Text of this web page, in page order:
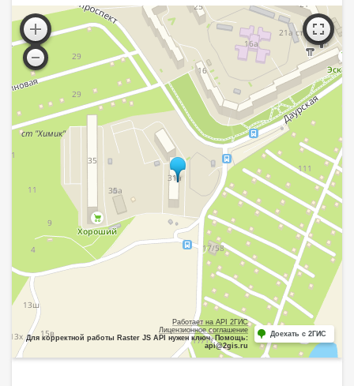
Работает на API 2ГИС
Лицензионное соглашение
Для корректной работы Raster JS API нужен ключ. Помощь:
api@2gis.ru
Доехать с 2ГИС